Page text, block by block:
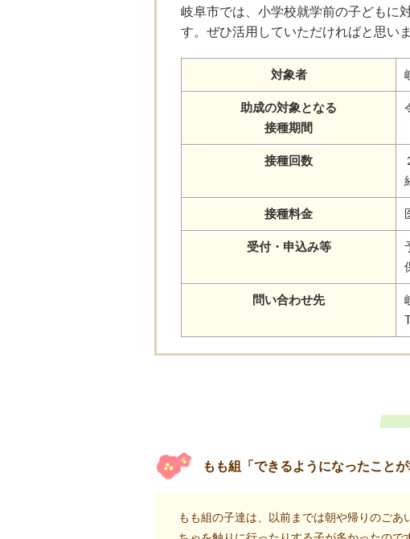
岐阜市では、小学校就学前の子どもに
す。ぜひ活用していただければと思いま
対象者
助成の対象となる
接種期間
接種回数
接種料金
受付・申込み等
問い合わせ先
もも組「できるようになったことが
もも組の子達は、以前までは朝や帰りのご